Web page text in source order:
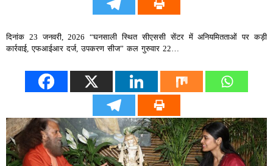
दिनांक 23 जनवरी, 2026 “घनसाली स्थित सीएससी सेंटर में अनियमितताओं पर कड़ी
कार्रवाई, एफआईआर दर्ज, उपकरण सीज” कल गुरुवार 22…